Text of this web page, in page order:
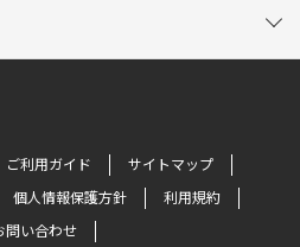
ご利用ガイド
サイトマップ
個人情報保護方針
利用規約
問い合わせ